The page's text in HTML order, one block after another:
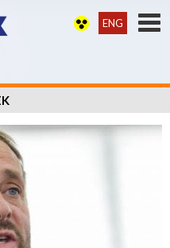
ENG